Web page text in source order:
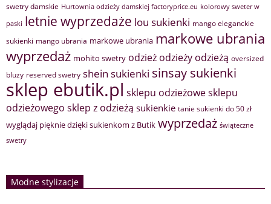
swetry damskie Hurtownia odzieży damskiej factoryprice.eu kolorowy sweter w
paski letnie wyprzedaże lou sukienki mango eleganckie
sukienki mango ubrania markowe ubrania markowe ubrania
wyprzedaż mohito swetry odzież odzieży odzieżą oversized
bluzy reserved swetry shein sukienki sinsay sukienki
sklep ebutik.pl sklepu odzieżowesklepu
odzieżowego sklep z odzieżą sukienkie tanie sukienki do 50 zł
wyglądaj pięknie dzięki sukienkom z Butik wyprzedaż świąteczne
swetry
Modne stylizacje